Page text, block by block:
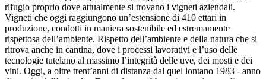
rifugio proprio dove attualmente si trovano i vigneti aziendali.
Vigneti che oggi raggiungono un’estensione di 410 ettari in
produzione, condotti in maniera sostenibile ed estremamente
rispettosa dell’ambiente. Rispetto dell’ambiente e della natura che si
ritrova anche in cantina, dove i processi lavorativi e l’uso delle
tecnologie tutelano al massimo l’integrità delle uve, dei mosti e dei
vini. Oggi, a oltre trent’anni di distanza dal quel lontano 1983 - anno